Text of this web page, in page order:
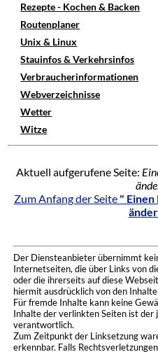
Rezepte - Kochen & Backen
Routenplaner
Unix & Linux
Stauinfos & Verkehrsinfos
Verbraucherinformationen
Webverzeichnisse
Wetter
Witze
Aktuell aufgerufene Seite:
Zum Anfang der Seite "
Der Diensteanbieter übernimmt
Internetseiten, die über Links von
oder die ihrerseits auf diese
hiermit ausdrücklich von den
Für fremde Inhalte kann keine
Inhalte der verlinkten Seiten ist
verantwortlich.
Zum Zeitpunkt der Linksetzung
erkennbar. Falls